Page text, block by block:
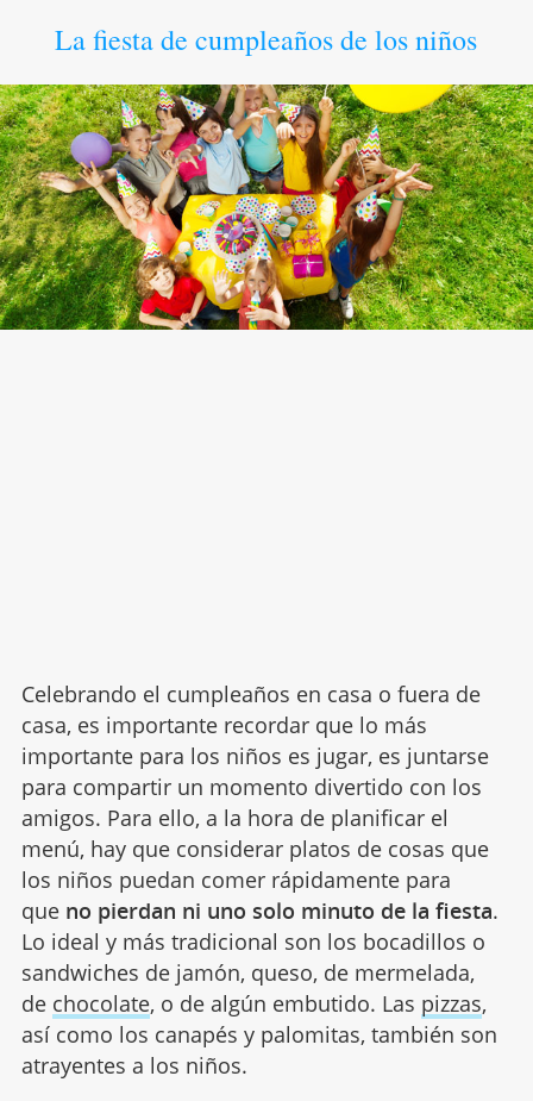
La fiesta de cumpleaños de los niños
Celebrando el cumpleaños en casa o fuera de
casa, es importante recordar que lo más
importante para los niños es jugar, es juntarse
para compartir un momento divertido con los
amigos. Para ello, a la hora de planificar el
menú, hay que considerar platos de cosas que
los niños puedan comer rápidamente para
que no pierdan ni uno solo minuto de la fiesta.
Lo ideal y más tradicional son los bocadillos o
sandwiches de jamón, queso, de mermelada,
de chocolate, o de algún embutido. Las pizzas,
así como los canapés y palomitas, también son
atrayentes a los niños.